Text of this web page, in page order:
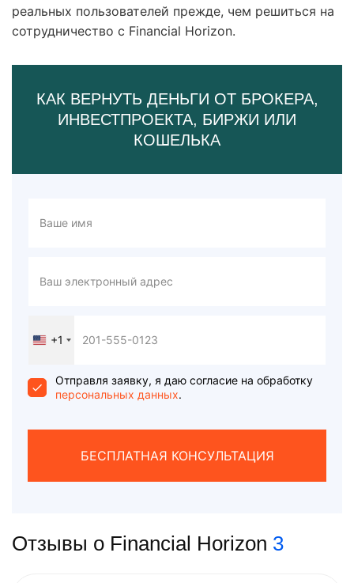
реальных пользователей прежде, чем решиться на
сотрудничество с Financial Horizon.
КАК ВЕРНУТЬ ДЕНЬГИ ОТ БРОКЕРА,
ИНВЕСТПРОЕКТА, БИРЖИ ИЛИ
КОШЕЛЬКА
United
+1
+1
Отправля заявку, я даю согласие на обработку
персональных данных.
БЕСПЛАТНАЯ КОНСУЛЬТАЦИЯ
Отзывы о Financial Horizon 3